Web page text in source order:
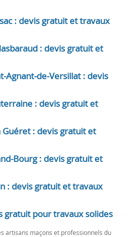
: devis gratuit et travaux
: devis gratuit et
Agnant-de-Versillat : devis
: devis gratuit et
: devis gratuit et
Bourg : devis gratuit et
: devis gratuit et travaux
gratuit pour travaux solides
artisans maçons et professionnels du